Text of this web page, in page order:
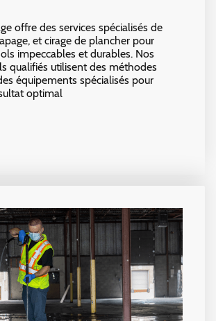
offre des services spécialisés de
et cirage de plancher pour
impeccables et durables. Nos
qualifiés utilisent des méthodes
équipements spécialisés pour
optimal